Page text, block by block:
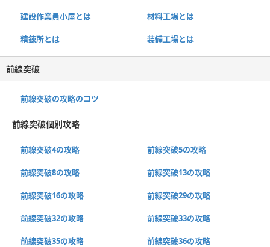
建設作業員小屋とは 材料工場とは
精錬所とは 装備工場とは
前線突破
前線突破の攻略のコツ
前線突破個別攻略
前線突破4の攻略 前線突破5の攻略
前線突破8の攻略 前線突破13の攻略
前線突破16の攻略 前線突破29の攻略
前線突破32の攻略 前線突破33の攻略
前線突破35の攻略 前線突破36の攻略